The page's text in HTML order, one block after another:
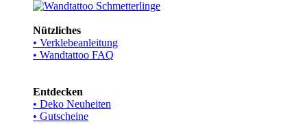
Nützliches
• Verklebeanleitung
• Wandtattoo FAQ
Entdecken
• Deko Neuheiten
• Gutscheine